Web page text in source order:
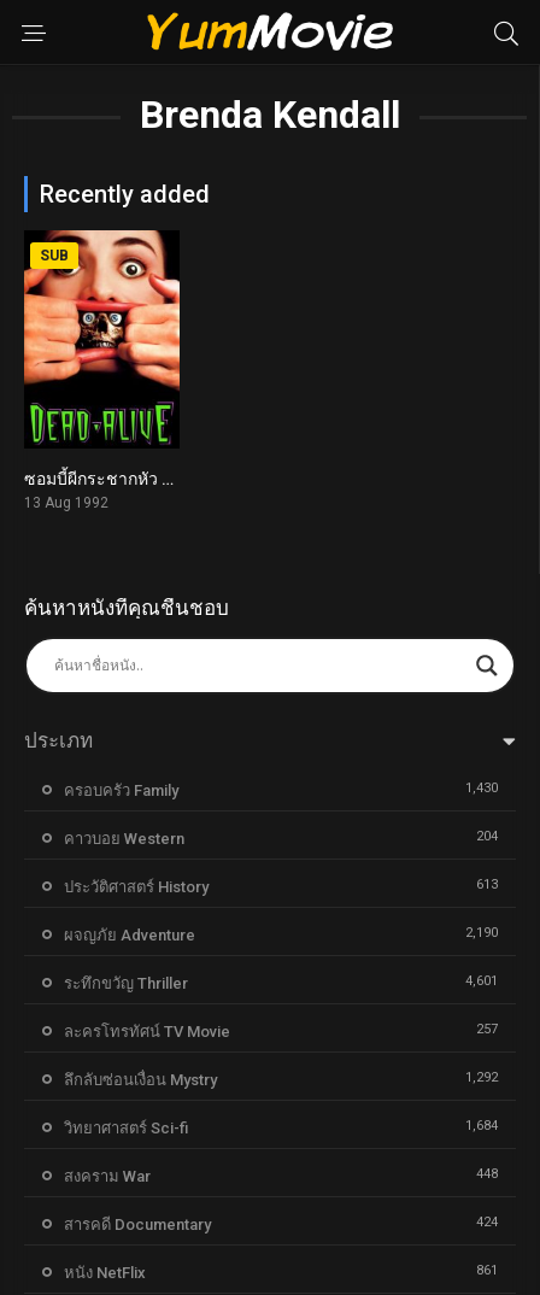
Brenda Kendall
Recently added
7.5
SUB
ซอมบี้ผีกระชากหัว Braindead (1992)
13 Aug 1992
ค้นหาหนังที่คุณชื่นชอบ
ประเภท
ครอบครัว Family 1,430
คาวบอย Western 204
ประวัติศาสตร์ History 613
ผจญภัย Adventure 2,190
ระทึกขวัญ Thriller 4,601
ละครโทรทัศน์ TV Movie 257
ลึกลับซ่อนเงื่อน Mystry 1,292
วิทยาศาสตร์ Sci-fi 1,684
สงคราม War 448
สารคดี Documentary 424
หนัง NetFlix 861